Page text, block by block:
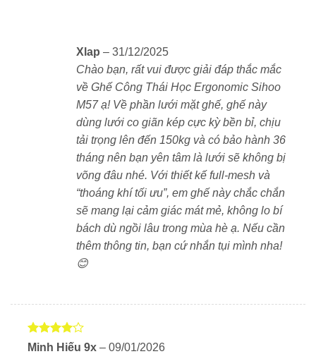
Tựa đầu 3D linh hoạt
Sihoo M57 được trang bịtựa đầu 3Dcao cấp:
Điều chỉnh độ cao10 cm, dễ dàng phù hợp với vóc
dáng người dùng.
Góc nghiêng ±45°, hỗ trợ tối đa cho cổ và gáy khi
làm việc hoặc ngả lưng thư giãn.
Xlap – 31/12/2025
Chào bạn, rất vui được giải đáp thắc mắc
về Ghế Công Thái Học Ergonomic Sihoo
M57 ạ! Về phần lưới mặt ghế, ghế này
dùng lưới co giãn kép cực kỳ bền bỉ, chịu
tải trọng lên đến 150kg và có bảo hành 36
tháng nên bạn yên tâm là lưới sẽ không bị
võng đâu nhé. Với thiết kế full-mesh và
“thoáng khí tối ưu”, em ghế này chắc chắn
sẽ mang lại cảm giác mát mẻ, không lo bí
bách dù ngồi lâu trong mùa hè ạ. Nếu cần
thêm thông tin, bạn cứ nhắn tụi mình nha!
😊
Được
Minh Hiếu 9x – 09/01/2026